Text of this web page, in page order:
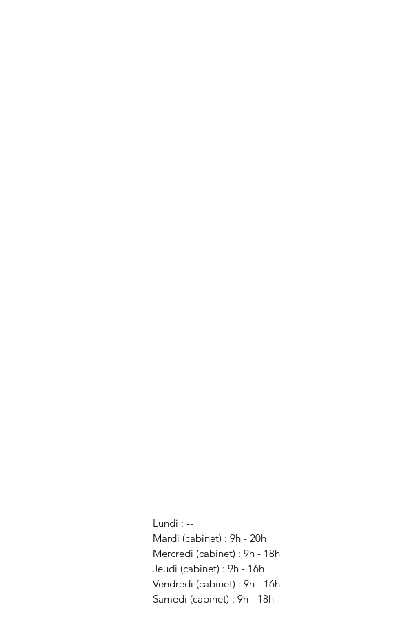
Lundi : --
Mardi (cabinet) : 9h - 20h
Mercredi (cabinet) : 9h - 18h
Jeudi (cabinet) : 9h - 16h
Vendredi (cabinet) : 9h - 16h
Samedi (cabinet) : 9h - 18h